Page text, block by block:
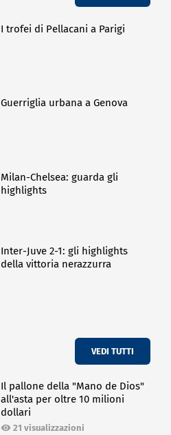
I trofei di Pellacani a Parigi
Guerriglia urbana a Genova
Milan-Chelsea: guarda gli
highlights
Inter-Juve 2-1: gli highlights
della vittoria nerazzurra
VEDI TUTTI
Il pallone della "Mano de Dios"
all'asta per oltre 10 milioni
dollari
21 visualizzazioni